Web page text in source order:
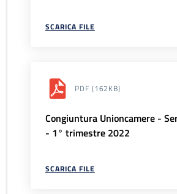
SCARICA FILE
PDF (162KB)
Congiuntura Unioncamere -
- 1° trimestre 2022
SCARICA FILE